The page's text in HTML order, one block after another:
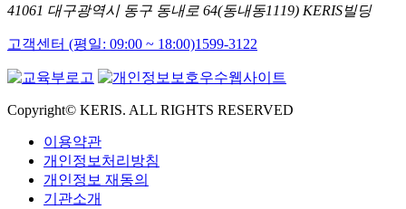
41061 대구광역시 동구 동내로 64(동내동1119) KERIS빌딩
고객센터 (평일: 09:00 ~ 18:00)1599-3122
Copyright© KERIS. ALL RIGHTS RESERVED
이용약관
개인정보처리방침
개인정보 재동의
기관소개